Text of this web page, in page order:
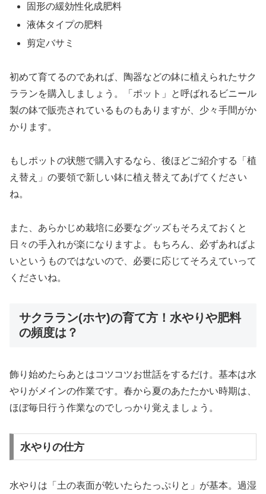
固形の緩効性化成肥料
液体タイプの肥料
剪定バサミ
初めて育てるのであれば、陶器などの鉢に植えられたサク
ラランを購入しましょう。「ポット」と呼ばれるビニール
製の鉢で販売されているものもありますが、少々手間がか
かります。
もしポットの状態で購入するなら、後ほどご紹介する「植
え替え」の要領で新しい鉢に植え替えてあげてください
ね。
また、あらかじめ栽培に必要なグッズもそろえておくと
日々の手入れが楽になりますよ。もちろん、必ずあればよ
いというものではないので、必要に応じてそろえていって
くださいね。
サクララン(ホヤ)の育て方！水やりや肥料
の頻度は？
飾り始めたらあとはコツコツお世話をするだけ。基本は水
やりがメインの作業です。春から夏のあたたかい時期は、
ほぼ毎日行う作業なのでしっかり覚えましょう。
水やりの仕方
水やりは「土の表面が乾いたらたっぷりと」が基本。過湿